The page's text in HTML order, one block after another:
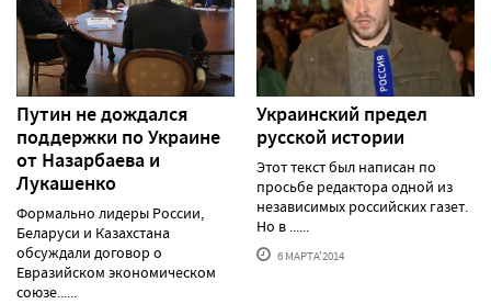
Путин не дождался
поддержки по Украине
от Назарбаева и
Лукашенко
Формально лидеры России,
Беларуси и Казахстана
обсуждали договор о
Евразийском экономическом
союзе......
Украинский предел
русской истории
Этот текст был написан по
просьбе редактора одной из
независимых российских газет.
Но в ......
6 МАРТА'2014